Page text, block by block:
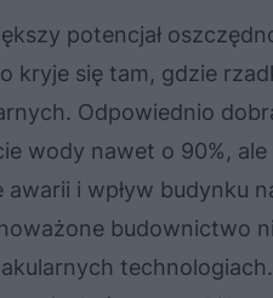
potencjał
kryje się tam, gdzie
Odpowiednio
wody nawet o 90%,
awarii i wpływ budynku
budownictwo